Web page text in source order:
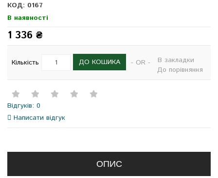
КОД: 0167
В наявності
1 336 ₴
Кількість ДО КОШИКА - OR -
В закладки
До порівняння
Відгуків: 0
Написати відгук
ОПИС